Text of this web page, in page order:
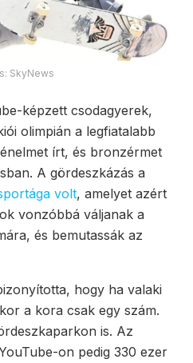
SkyNews
képzett csodagyerek,
olimpián a legfiatalabb
írt, és bronzérmet
A gördeszkázás a
volt, amelyet azért
vonzóbbá váljanak a
és bemutassák az
hogy ha valaki
a kora csak egy szám.
is. Az
on pedig 330 ezer